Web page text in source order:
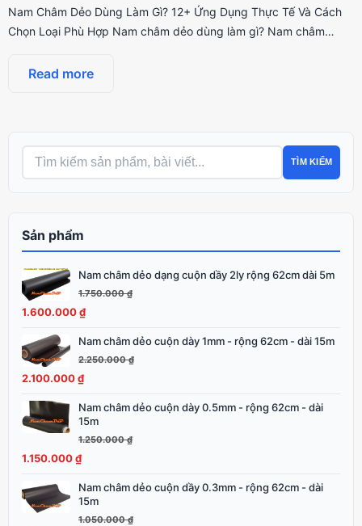
Nam Châm Dẻo Dùng Làm Gì? 12+ Ứng Dụng Thực Tế Và Cách
Chọn Loại Phù Hợp Nam châm dẻo dùng làm gì? Nam châm…
Read more
TÌM KIẾM
Sản phẩm
Nam châm dẻo dạng cuộn dầy 2ly rộng 62cm dài 5m
1.750.000₫
Giá
gốc
là:
1.600.000₫
Giá
hiện
tại
1.600.000 ₫.Nam châm dẻo cuộn dày 1mm - rộng 62cm - dài 15m
2.250.000₫
Giá
gốc
là:
2.100.000₫
Giá
hiện
tại
2.100.000 ₫.Nam châm dẻo cuộn dày 0.5mm - rộng 62cm - dài
15m
1.250.000₫
Giá
gốc
1.250.000 ₫.
1.150.000₫
Giá
hiện
là:
Nam châm dẻo cuộn dầy 0.3mm - rộng 62cm - dài
15m
1.050.000₫
Giá
gốc
Giá
hiện